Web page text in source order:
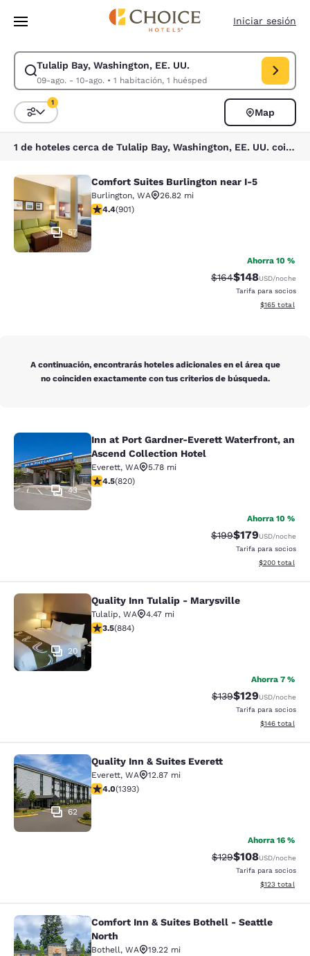
Pasar A Contenido Principal
Iniciar sesión
Tulalip Bay, Washington, EE. UU.
09-ago. - 10-ago.• 1 habitación, 1 huésped
Modificar la búsqueda de Tulalip Bay, Washington, EE. UU.. Fecha de
Ordenar y filtrar
1
Map
1 de hoteles cerca de Tulalip Bay, Washington, EE. UU. coinciden con tus filtros
Comfort Suites Burlington near I-5
57
Comfort Suites Burlington near I-5
Burlington, WA
26.82 mi
calificación de 4.4 estrellas. Excelente. 901 reseñas
4.4(901)
Ahorra 10 %
Precio tachado:
$164Precio con
$148USD/noche
Tarifa para socios
Ver detalles
$165 total
A continuación, encontrarás hoteles adicionales en el área que
no coinciden exactamente con tus criterios de búsqueda.
Inn at Port Gardner-Everett
43
Inn at Port Gardner-Everett Waterfront, an
Ascend Collection Hotel
Everett, WA
5.78 mi
calificación de 4.49 estrellas. Excelente. 820 reseñas
4.5(820)
Ahorra 10 %
Precio tachado:
$199Precio con
$179USD/noche
Tarifa para socios
Ver detalles
$200 total
Quality Inn Tulalip - Marysville
20
Quality Inn Tulalip - Marysville
Tulalip, WA
4.47 mi
calificación de 3.53 estrellas. Bueno. 884 reseñas
3.5(884)
Ahorra 7 %
Precio tachado:
$139Precio con
$129USD/noche
Tarifa para socios
Ver detalles
$146 total
Quality Inn & Suites Everett
62
Quality Inn & Suites Everett
Everett, WA
12.87 mi
calificación de 3.98 estrellas. Bueno. 1393 reseñas
4.0(1393)
Ahorra 16 %
Precio tachado:
$129Precio con
$108USD/noche
Tarifa para socios
Ver detalles
$123 total
Comfort Inn & Suites Bothell -
Comfort Inn & Suites Bothell - Seattle
North
Bothell, WA
19.22 mi